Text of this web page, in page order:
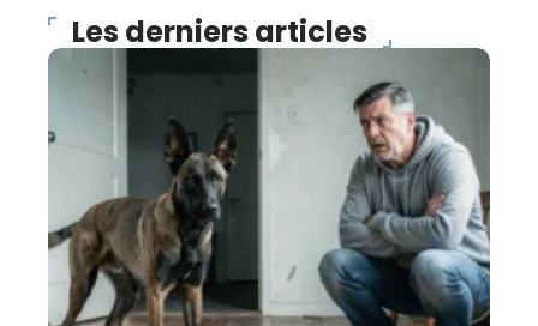
Les derniers articles